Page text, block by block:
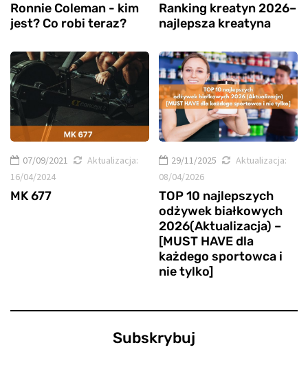
Ronnie Coleman - kim
jest? Co robi teraz?
Ranking kreatyn 2026–
najlepsza kreatyna
07/09/2021
Aktualizacja:
16/04/2024
MK 677
29/11/2025
Aktualizacja:
08/04/2026
TOP 10 najlepszych
odżywek białkowych
2026(Aktualizacja) –
[MUST HAVE dla
każdego sportowca i
nie tylko]
Subskrybuj